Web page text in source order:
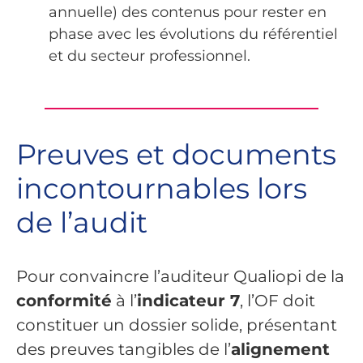
annuelle) des contenus pour rester en
phase avec les évolutions du référentiel
et du secteur professionnel.
Preuves et documents
incontournables lors
de l’audit
Pour convaincre l’auditeur Qualiopi de la
conformité à l’indicateur 7, l’OF doit
constituer un dossier solide, présentant
des preuves tangibles de l’alignement